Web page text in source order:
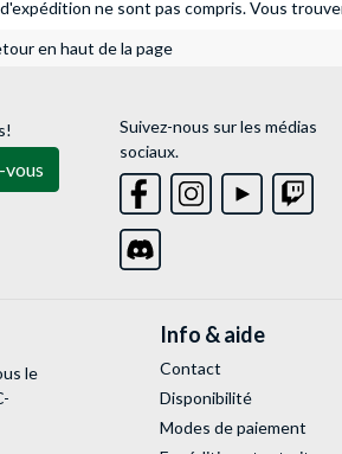
ne sont pas compris.Vous
en haut de la page
Suivez-nous sur les médias
sociaux.
le
Info & aide
Contact
Disponibilité
Modes de paiement